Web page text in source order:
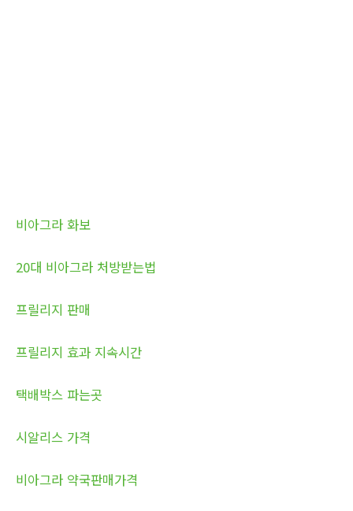
비아그라 화보
20대 비아그라 처방받는법
프릴리지 판매
프릴리지 효과 지속시간
택배박스 파는곳
시알리스 가격
비아그라 약국판매가격